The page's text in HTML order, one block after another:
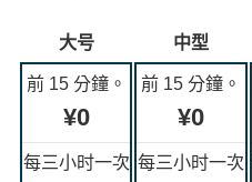
大号 中型
前 15 分鐘。
¥0
每三小时一次
前 15 分鐘。
¥0
每三小时一次